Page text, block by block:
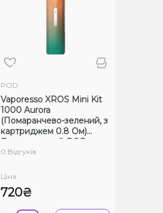
POD
Vaporesso XROS Mini Kit
1000 Aurora
(Помаранчево-зелений, з
картриджем 0.8 Ом)
Багаторазовий POD
0 Відгуків
Ціна:
720₴